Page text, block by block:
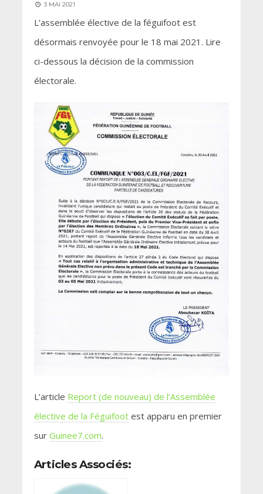
3 MAI 2021
L’assemblée élective de la féguifoot est
désormais renvoyée pour le 18 mai 2021. Lire
ci-dessous la décision de la commission
électorale.
L’article Report (de nouveau) de l’Assemblée
élective de la Féguifootest apparu en premier
sur Guinee7.com.
Articles Associés: